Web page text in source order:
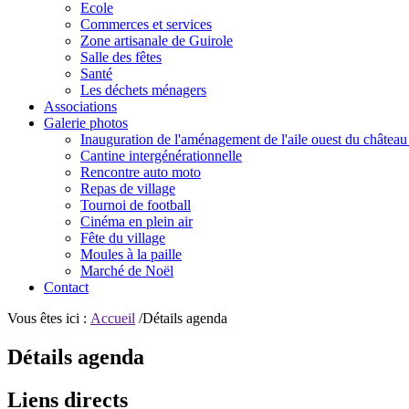
Ecole
Commerces et services
Zone artisanale de Guirole
Salle des fêtes
Santé
Les déchets ménagers
Associations
Galerie photos
Inauguration de l'aménagement de l'aile ouest du
Cantine intergénérationnelle
Rencontre auto moto
Repas de village
Tournoi de football
Cinéma en plein air
Fête du village
Moules à la paille
Marché de Noël
Contact
Vous êtes ici : Accueil /Détails agenda
Détails agenda
Liens directs